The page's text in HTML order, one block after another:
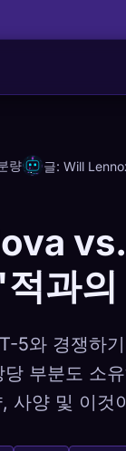
량 글: Will
과
5와 경쟁하
부분도 소
사양 및 이것